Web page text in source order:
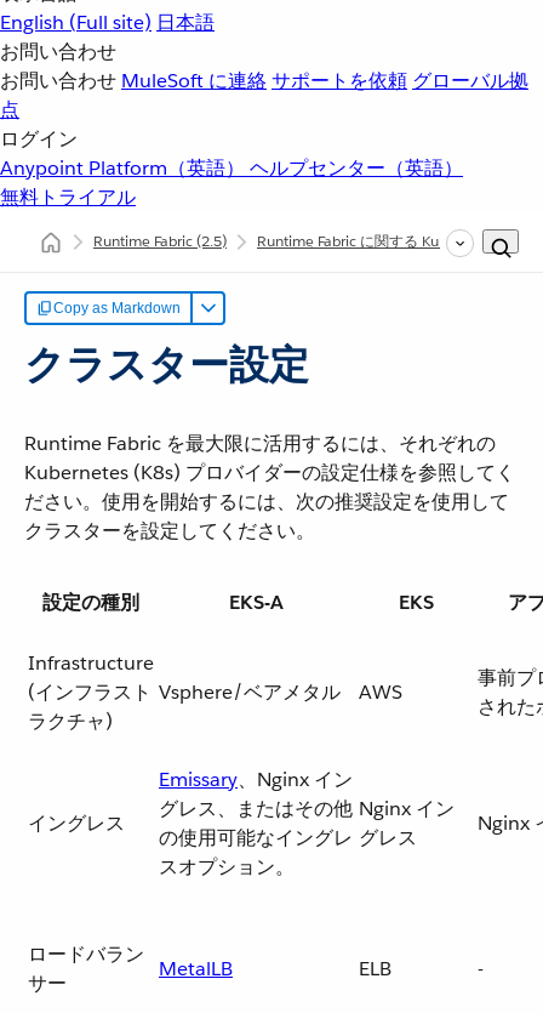
English (Full site) 日本語
お問い合わせ
お問い合わせ MuleSoft に連絡サポートを依頼 グローバル拠
点
ログイン
Anypoint Platform（英語） ヘルプセンター（英語）
無料トライアル
Runtime Fabric(2.5) Runtime Fabric に関する Kubernetes (K8s)
Copy as Markdown
クラスター設定
Runtime Fabric を最大限に活用するには、それぞれの
Kubernetes (K8s) プロバイダーの設定仕様を参照してく
ださい。使用を開始するには、次の推奨設定を使用して
クラスターを設定してください。
設定の種別 EKS-A EKS ア
Infrastructure
(インフラスト
ラクチャ)
Vsphere/ベアメタル AWS
事前プ
された
イングレス
Emissary​、Nginx イン
グレス、またはその他
の使用可能なイングレ
スオプション。
Nginx イン
グレス
Nginx
ロードバラン
サー
MetalLB ELB -